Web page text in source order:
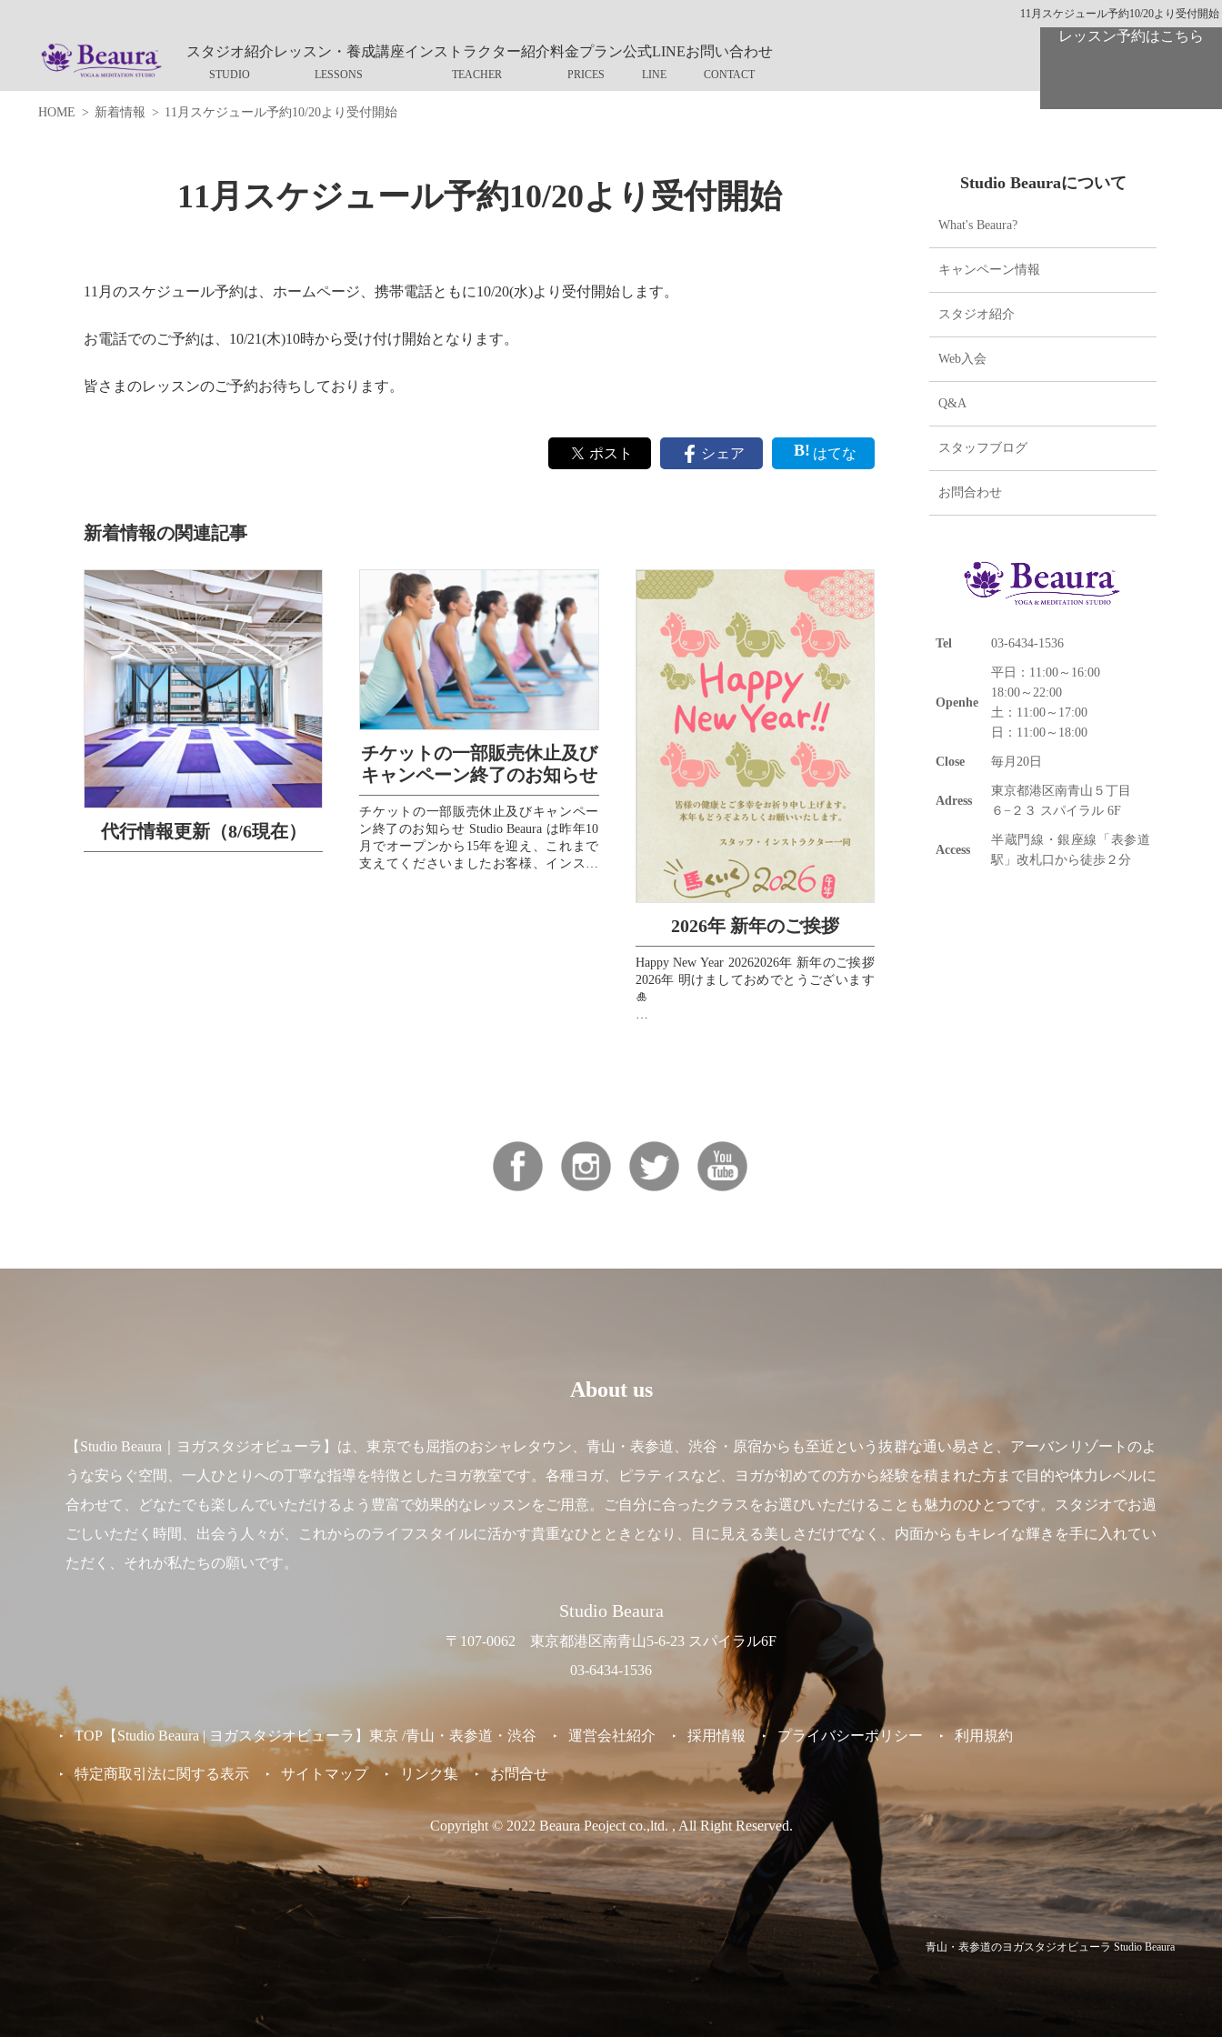
11月スケジュール予約10/20より受付開始
スタジオ紹介レッスン・養成講座インストラクター紹介料金プラン公式LINEお問い合わせ
レッスン予約はこちら
HOME 新着情報 11月スケジュール予約10/20より受付開始
11月スケジュール予約10/20より受付開始
11月のスケジュール予約は、ホームページ、携帯電話ともに10/20(水)より受付開始します。
お電話でのご予約は、10/21(木)10時から受け付け開始となります。
皆さまのレッスンのご予約お待ちしております。
ポスト シェア はてな
新着情報の関連記事
代行情報更新（8/6現在）
チケットの一部販売休止及び
キャンペーン終了のお知らせ
チケットの一部販売休止及びキャンペー
ン終了のお知らせ Studio Beaura は昨年10
月でオープンから15年を迎え、これまで
支えてくださいましたお客様、インスト
2026年 新年のご挨拶
Happy New Year 20262026年 新年のご挨拶
2026年 明けましておめでとうございます
🎍
Studio Beauraについて
What's Beaura?
キャンペーン情報
スタジオ紹介
Web入会
Q&A
スタッフブログ
お問合わせ
Tel 03-6434-1536
Openhe
平日：11:00～16:00
18:00～22:00
土：11:00～17:00
日：11:00～18:00
Close 毎月20日
Adress
東京都港区南青山５丁目
６−２３ スパイラル 6F
Access
半蔵門線・銀座線「表参道
駅」改札口から徒歩２分
About us
【Studio Beaura｜ヨガスタジオビューラ】は、東京でも屈指のおシャレタウン、青山・表参道、渋谷・原宿からも至近という抜群な通い易さと、アーバンリゾートのよ
うな安らぐ空間、一人ひとりへの丁寧な指導を特徴としたヨガ教室です。各種ヨガ、ピラティスなど、ヨガが初めての方から経験を積まれた方まで目的や体力レベルに
合わせて、どなたでも楽しんでいただけるよう豊富で効果的なレッスンをご用意。ご自分に合ったクラスをお選びいただけることも魅力のひとつです。スタジオでお過
ごしいただく時間、出会う人々が、これからのライフスタイルに活かす貴重なひとときとなり、目に見える美しさだけでなく、内面からもキレイな輝きを手に入れてい
ただく、それが私たちの願いです。
Studio Beaura
〒107-0062 東京都港区南青山5-6-23 スパイラル6F
03-6434-1536
TOP【Studio Beaura | ヨガスタジオビューラ】東京 /青山・表参道・渋谷 運営会社紹介 採用情報 プライバシーポリシー 利用規約
特定商取引法に関する表示 サイトマップ リンク集 お問合せ
Copyright © 2022 Beaura Peoject co.,ltd. , All Right Reserved.
青山・表参道のヨガスタジオビューラ Studio Beaura